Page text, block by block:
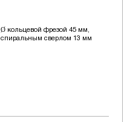
Ø кольцевой фрезой 45 мм,
спиральным сверлом 13 мм